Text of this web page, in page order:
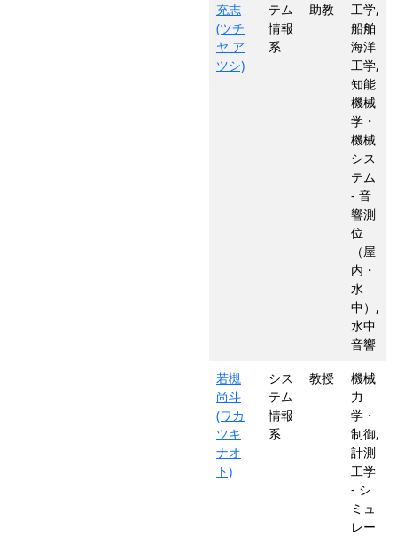
充志
(ツチ
ヤ ア
ツシ)
テム
情報
系
助教
工学,
船舶
海洋
工学,
知能
機械
学・
機械
シス
テム
- 音
響測
位
（屋
内・
水
中）,
水中
音響
若槻
尚斗
(ワカ
ツキ
ナオ
ト)
シス
テム
情報
系
教授
機械
力
学・
制御,
計測
工学
- シ
ミュ
レー